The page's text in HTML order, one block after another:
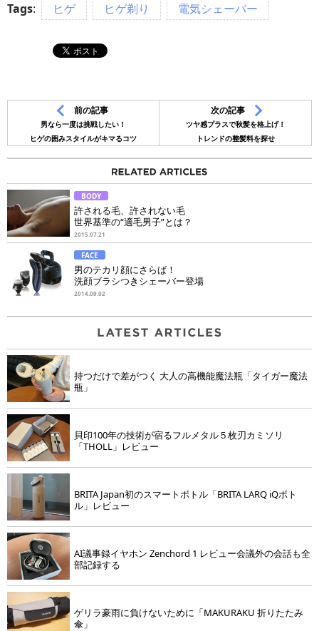
Tags: ヒゲ ヒゲ剃り 電気シェーバー
前の記事
男なら一度は挑戦したい！
ヒゲの囲みスタイルがキマるコツ
次の記事
ツヤ感プラスで秋髪を格上げ！
トレンドの整髪料を探せ
BODY
許される毛、許されない毛
世界基準の“適毛男子”とは？
2015.07.21
FACE
男のテカリ顔にさらば！
洗顔ブラシつきシェーバー登場
2014.09.02
持つだけで差がつく 大人の高機能魔法瓶「タイガー魔法
瓶」
貝印100年の技術が宿るフルメタル５枚刃カミソリ
「THOLL」レビュー
BRITA Japan初のスマートボトル「BRITA LARQ iQボト
ル」レビュー
AI議事録イヤホン Zenchord 1 レビュー会議外の会話も全
部記録する
ゲリラ豪雨に負けないために「MAKURAKU 折りたたみ
傘」